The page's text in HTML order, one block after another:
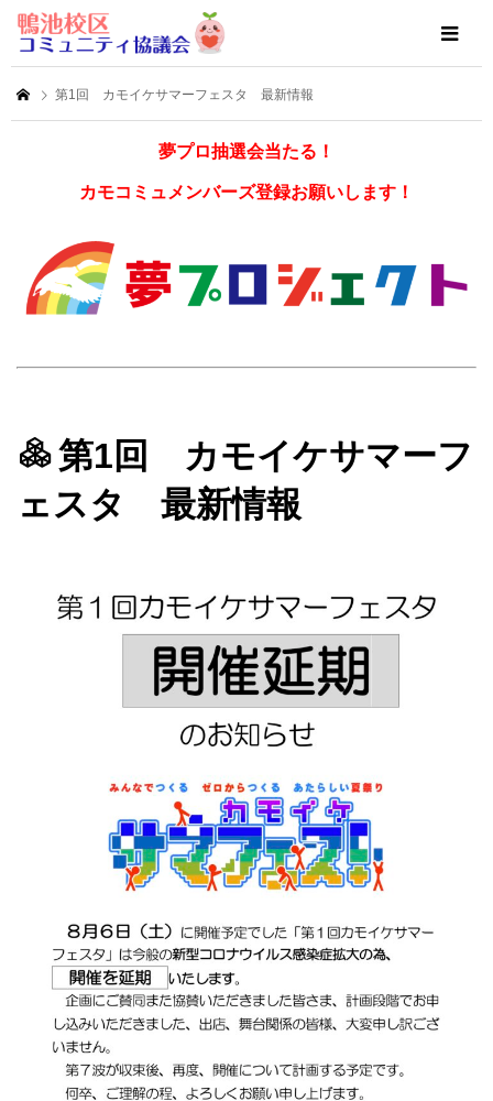
第1回 カモイケサマーフェスタ 最新情報
夢プロ抽選会当たる！
カモコミュメンバーズ登録お願いします！
第1回 カモイケサマーフ
ェスタ 最新情報